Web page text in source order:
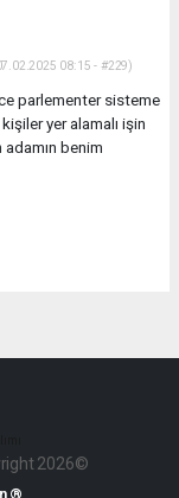
08:15 - #229)
parlementer sisteme
yer alamalı işin
benim
2026©
®